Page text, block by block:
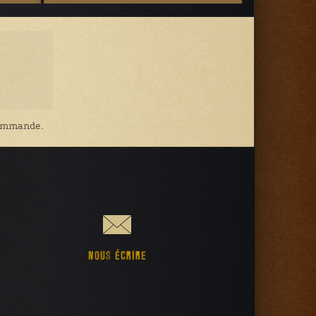
NOUS ÉCRIRE